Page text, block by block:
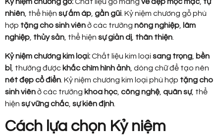
nhiên , thể hiện sự ấm áp gần gũi . Kỷ niệm chương gỗ phù
hợp tặng cho sinh viênở các trường nông nghiệp
lâm
nghiệp thủy sản , thể hiện sự giản dị thân thiện
Kỷ niệm chương kim loại:Chất liệu kim loại sang trọng, bền
bỉ, thường được khắc chìm hình ảnh, dòng chữ để tạo nên
nét đẹp cổ điển. Kỷ niệm chương kim loại phù hợp tặng cho
sinh viênở các trường khoa học, công nghệ, quân sự, thể
hiện sự vững chắc, sự kiên định.
Cách lựa chọn Kỷ niệm